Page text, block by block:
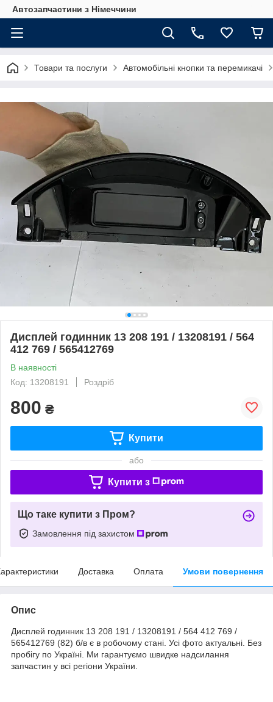
Автозапчастини з Німеччини
Товари та послуги Автомобільні кнопки та перемикачі
Дисплей годинник 13 208 191 / 13208191 / 564
412 769 / 565412769
В наявності
Код: 13208191
Роздріб
800 ₴
Купити
або
Купити з
Що таке купити з Пром?
Замовлення під захистом
Доставка Оплата Умови повернення
Опис
Дисплей годинник 13 208 191 / 13208191 / 564 412 769 /
565412769 (82) б/в є в робочому стані. Усі фото актуальні. Без
пробігу по Україні. Ми гарантуємо швидке надсилання
запчастин у всі регіони України.